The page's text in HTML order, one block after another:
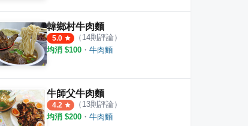
韓鄉村牛肉麵
5.0 （ 14則評論）
均消 $100 ・ 牛肉麵
牛師父牛肉麵
4.2 （ 13則評論）
均消 $200 ・ 牛肉麵